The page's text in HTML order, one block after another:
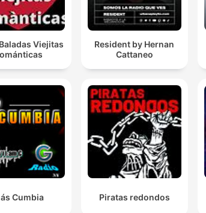
Viejitas
Resident by Hernan
Cattaneo
Cumbia Piratas redondos